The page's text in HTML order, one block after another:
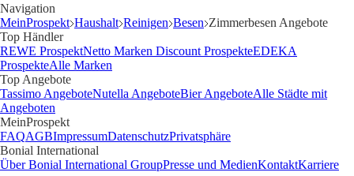
Navigation
MeinProspekt Haushalt Reinigen Besen Zimmerbesen Angebote
Top Händler
REWE ProspektNetto Marken Discount ProspekteEDEKA
ProspekteAlle Marken
Top Angebote
Tassimo AngeboteNutella AngeboteBier AngeboteAlle Städte mit
Angeboten
MeinProspekt
FAQAGBImpressumDatenschutzPrivatsphäre
Bonial International
Über Bonial International GroupPresse und MedienKontaktKarriere